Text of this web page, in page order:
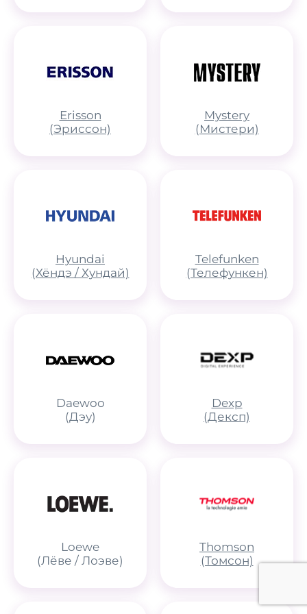
Erisson
(Эриссон)
Mystery
(Мистери)
Hyundai
(Хёндэ / Хундай)
Telefunken
(Телефункен)
Daewoo
(Дэу)
Dexp
(Дексп)
Loewe
(Лёве / Лоэве)
Thomson
(Томсон)